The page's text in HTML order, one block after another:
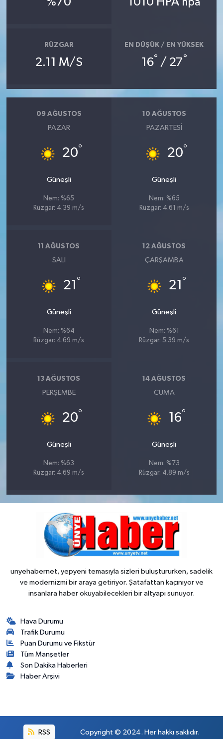
hpa
RÜZGAR
2.11 M/S
EN DÜŞÜK / EN YÜKSEK
16° / 27°
09 AĞUSTOS
PAZAR
20°
Güneşli
Nem: %65
Rüzgar: 4.39 m/s
10 AĞUSTOS
PAZARTESI
20°
Güneşli
Nem: %65
Rüzgar: 4.61 m/s
11 AĞUSTOS
SALI
21 °
Güneşli
Nem: %64
Rüzgar: 4.69 m/s
12 AĞUSTOS
ÇARŞAMBA
21 °
Güneşli
Nem: %61
Rüzgar: 5.39 m/s
13 AĞUSTOS
PERŞEMBE
20°
Güneşli
Nem: %63
Rüzgar: 4.69 m/s
14 AĞUSTOS
CUMA
16°
Güneşli
Nem: %73
Rüzgar: 4.89 m/s
unyehabernet, yepyeni temasıyla sizleri buluştururken, sadelik
ve modernizmi bir araya getiriyor. Şatafattan kaçınıyor ve
insanlara haber okuyabilecekleri bir altyapı sunuyor.
Hava Durumu
Trafik Durumu
Puan Durumu ve Fikstür
Tüm Manşetler
Son Dakika Haberleri
Haber Arşivi
RSS Copyright © 2024. Her hakkı saklıdır.